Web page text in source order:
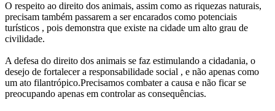
O respeito ao direito dos animais, assim como as riquezas naturais,
precisam também passarem a ser encarados como potenciais
turísticos , pois demonstra que existe na cidade um alto grau de
civilidade.
A defesa do direito dos animais se faz estimulando a cidadania, o
desejo de fortalecer a responsabilidade social , e não apenas como
um ato filantrópico.Precisamos combater a causa e não ficar se
preocupando apenas em controlar as consequências.